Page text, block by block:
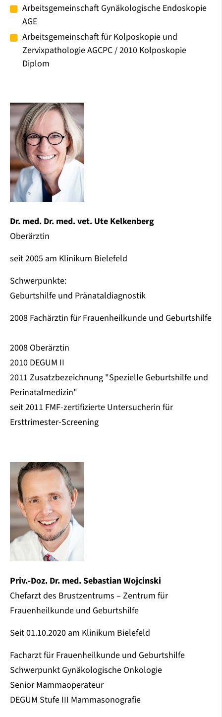
Arbeitsgemeinschaft Gynäkologische Endoskopie
AGE
Arbeitsgemeinschaft für Kolposkopie und
Zervixpathologie AGCPC / 2010 Kolposkopie
Diplom
Dr. med. Dr. med. vet. Ute Kelkenberg
Oberärztin
seit 2005 am Klinikum Bielefeld
Schwerpunkte:
Geburtshilfe und Pränataldiagnostik
2008 Fachärztin für Frauenheilkunde und Geburtshilfe
2008 Oberärztin
2010 DEGUM II
2011 Zusatzbezeichnung "Spezielle Geburtshilfe und
Perinatalmedizin"
seit 2011 FMF-zertifizierte Untersucherin für
Ersttrimester-Screening
Priv.-Doz. Dr. med. Sebastian Wojcinski
Chefarzt des Brustzentrums – Zentrum für
Frauenheilkunde und Geburtshilfe
Seit 01.10.2020 am Klinikum Bielefeld
Facharzt für Frauenheilkunde und Geburtshilfe
Schwerpunkt Gynäkologische Onkologie
Senior Mammaoperateur
DEGUM Stufe III Mammasonografie